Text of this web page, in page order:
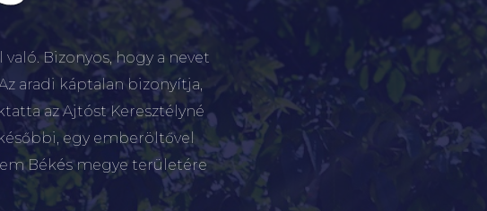
Bizonyos, hogy a nevet
aradi káptalan bizonyítja,
az Ajtóst Keresztélyné
egy emberöltővel
Békés megye területére